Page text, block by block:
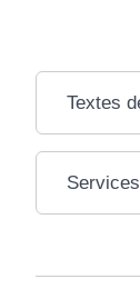
Textes